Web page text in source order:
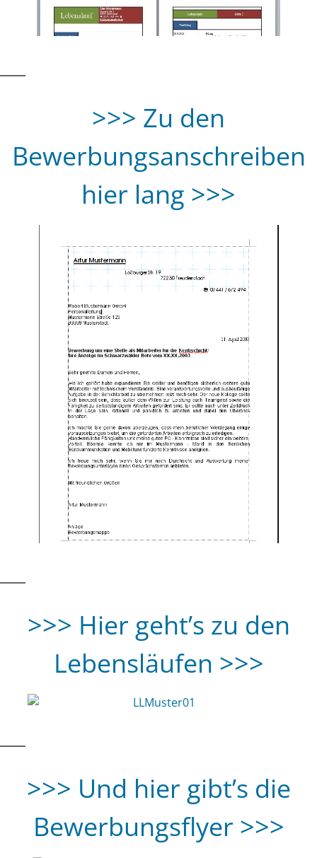
>>> Zu den
Bewerbungsanschreiben
hier lang >>>
>>> Hier geht’s zu den
Lebensläufen >>>
>>> Und hier gibt’s die
Bewerbungsflyer >>>